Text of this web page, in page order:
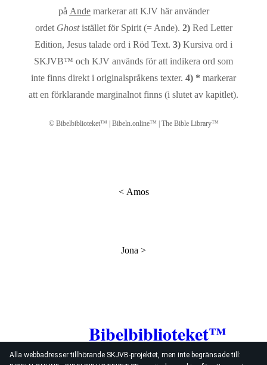
Alla webbadresser tillhörande SKJVB-projektet, men inte begränsade till:
på Andemarkerar att KJV här använder
ordet Ghostistället för Spirit (= Ande). 2) Red Letter
Edition, Jesus talade ord i Röd Text. 3) Kursiva ord i
SKJVB™ och KJV används för att indikera ord som
inte finns direkt i originalspråkens texter. 4) * markerar
att en förklarande marginalnot finns (i slutet av kapitlet).
© Bibelbiblioteket™ | Bibeln.online™ | The Bible Library™
<Amos
Jona >
Bibelbiblioteket™